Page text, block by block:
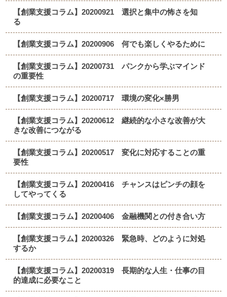
【創業支援コラム】20200921 選択と集中の怖さを知
る
【創業支援コラム】20200906 何でも楽しくやるために
【創業支援コラム】20200731 パンクから学ぶマインド
の重要性
【創業支援コラム】20200717 環境の変化×勝男
【創業支援コラム】20200612 継続的な小さな改善が大
きな改善につながる
【創業支援コラム】20200517 変化に対応することの重
要性
【創業支援コラム】20200416 チャンスはピンチの顔を
してやってくる
【創業支援コラム】20200406 金融機関との付き合い方
【創業支援コラム】20200326 緊急時、どのように対処
するか
【創業支援コラム】20200319 長期的な人生・仕事の目
的達成に必要なこと